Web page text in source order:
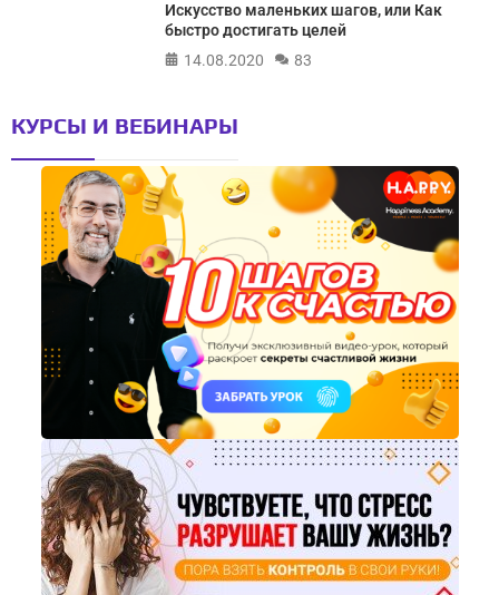
Искусство маленьких шагов, или Как
быстро достигать целей
14.08.2020
83
КУРСЫ И ВЕБИНАРЫ